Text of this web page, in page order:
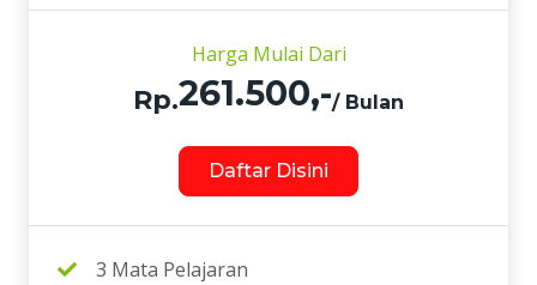
Harga Mulai Dari
Rp.261.500,-/ Bulan
Daftar Disini
3 Mata Pelajaran